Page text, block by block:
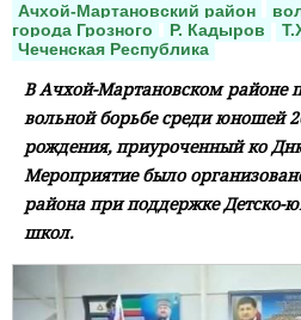
Ачхой-Мартановский район
города Грозного
Р. Кадыров
Чеченская Республика
В Ачхой-Мартановском районе
вольной борьбе среди юношей
рождения, приуроченный ко
Мероприятие было
района при поддержке Детско-
школ.